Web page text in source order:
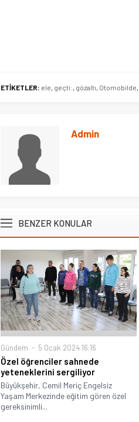
ETİKETLER: ele geçti: gözaltı Otomobilde
Admin
BENZER KONULAR
Gündem 5 Ocak 2024 16:16
Özel öğrenciler sahnede
yeteneklerini sergiliyor
Büyükşehir, Cemil Meriç Engelsiz
Yaşam Merkezinde eğitim gören özel
gereksinimli...